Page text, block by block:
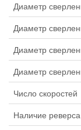
Диаметр
Диаметр
Диаметр
Диаметр
Число скоростей
Наличие реверса